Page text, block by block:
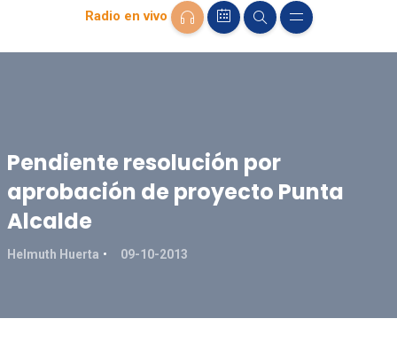
Radio en vivo
Pendiente resolución por
aprobación de proyecto Punta
Alcalde
Helmuth Huerta 09-10-2013